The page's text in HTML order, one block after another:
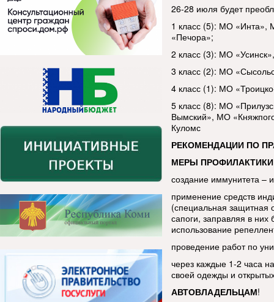
26-28 июля будет
1 класс (5): МО
«Печора»;
2 класс (3): МО
3 класс (2): МО
4 класс (1): МО
5 класс (8): МО
Вымский», МО
Куломс
РЕКОМЕНДАЦИИ ПО
МЕРЫ
создание иммунитета –
применение средств
(специальная защитная
сапоги, заправляя в
использование
проведение работ по
через каждые 1-2 часа
своей одежды и
АВТОВЛАДЕЛЬЦАМ!